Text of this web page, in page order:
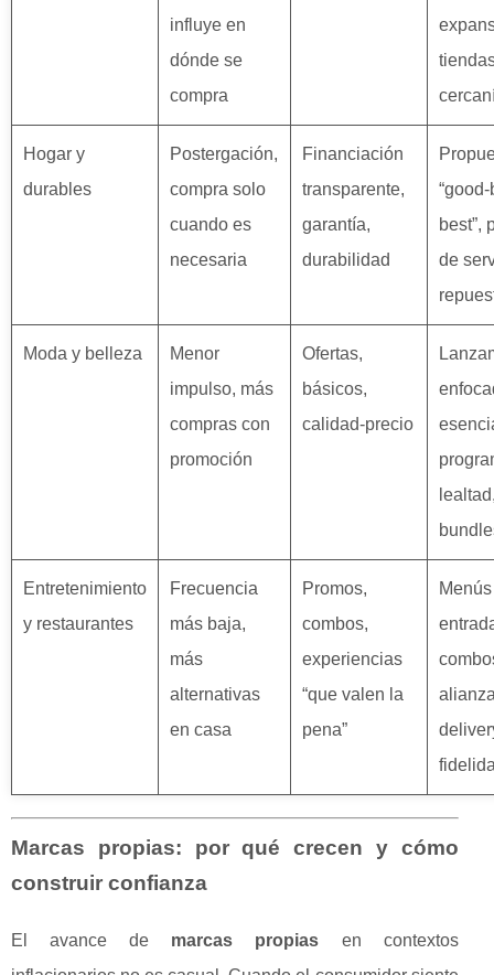
influye en
dónde se
compra
Hogar y
durables
Postergación,
compra solo
cuando es
necesaria
Financiación
transparente,
garantía,
durabilidad
best”,
de
Moda y belleza
Menor
impulso, más
compras con
promoción
Ofertas,
básicos,
calidad-precio
Entretenimiento
y restaurantes
Frecuencia
más baja,
más
alternativas
en casa
Promos,
combos,
experiencias
“que valen la
pena”
Marcas propias: por qué crecen y cómo
construir confianza
El avance de marcas propias en contextos